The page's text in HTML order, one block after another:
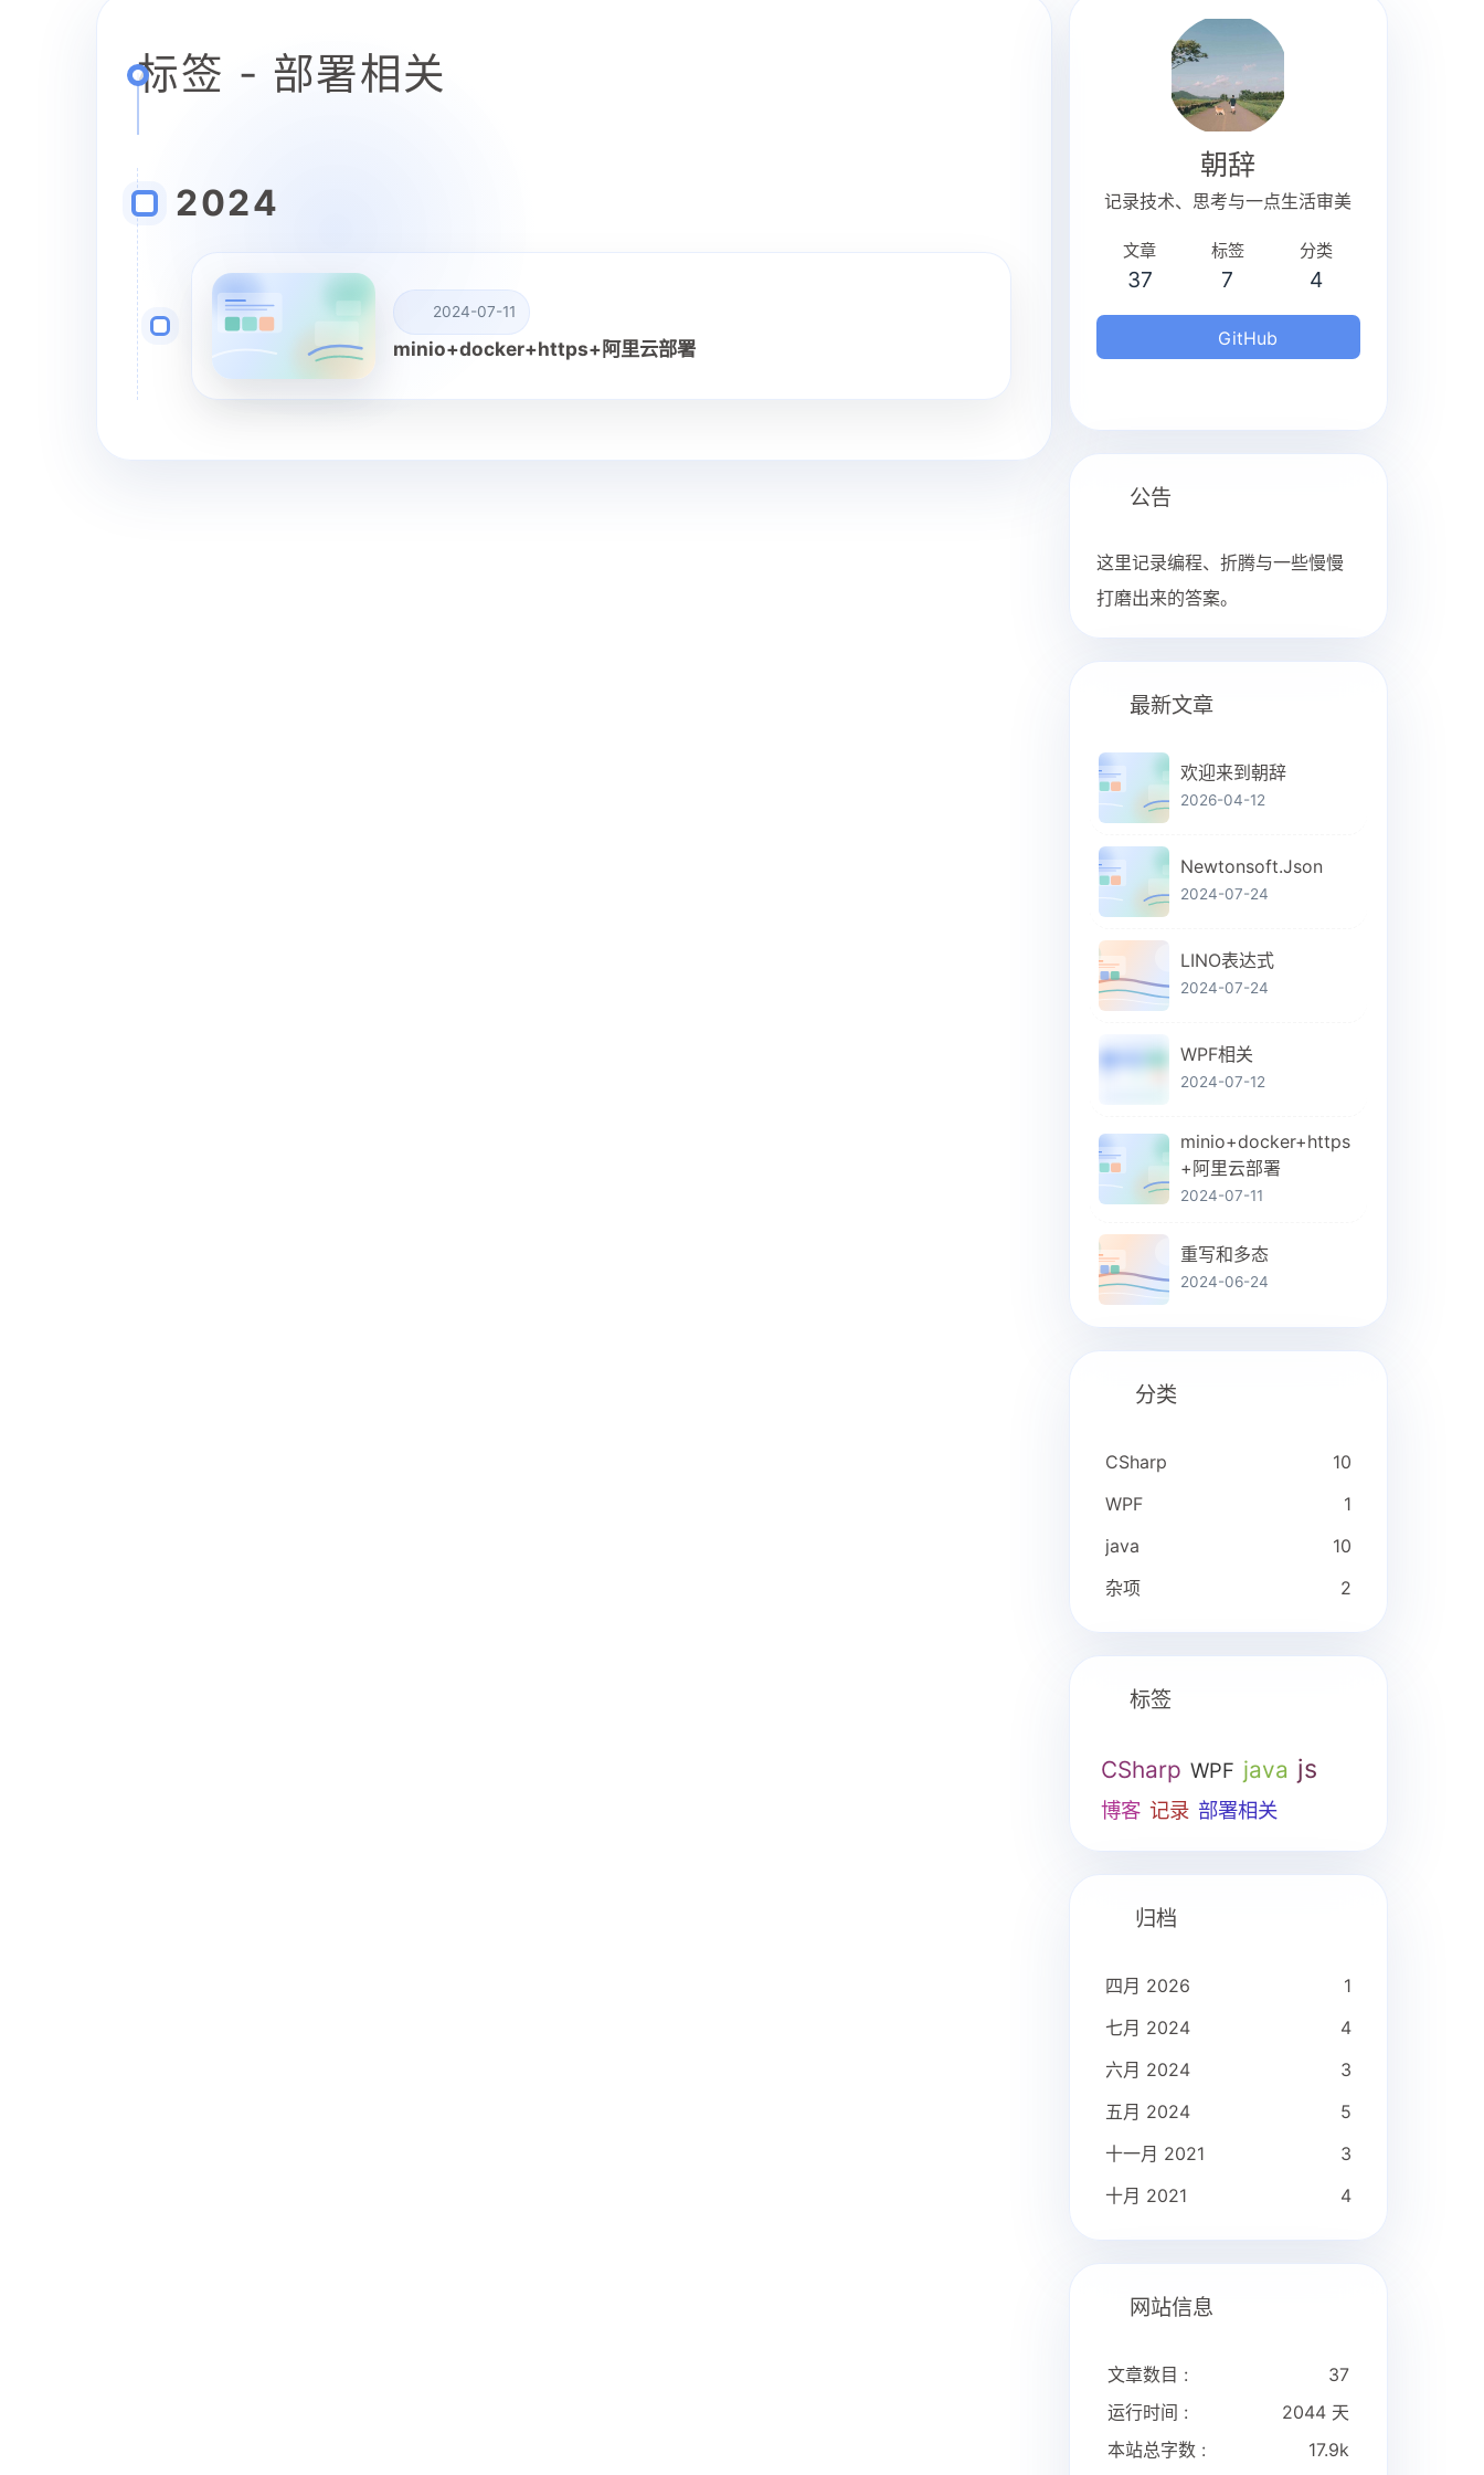
标签 - 部署相关
2024
2024-07-11
minio+docker+https+阿里云部署
朝辞
记录技术、思考与一点生活审美
文章
37
标签
7
分类
4
GitHub
公告
这里记录编程、折腾与一些慢慢
打磨出来的答案。
最新文章
欢迎来到朝辞
2026-04-12
Newtonsoft.Json
2024-07-24
LINO表达式
2024-07-24
WPF相关
2024-07-12
minio+docker+https
+阿里云部署
2024-07-11
重写和多态
2024-06-24
分类
CSharp
10
WPF
1
java
10
杂项
2
标签
CSharp WPF java js
博客 记录 部署相关
归档
四月 2026
1
七月 2024
4
六月 2024
3
五月 2024
5
十一月 2021
3
十月 2021
4
网站信息
文章数目 :
37
运行时间 :
2044 天
本站总字数 :
17.9k